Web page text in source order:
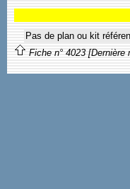
Pas de plan ou kit
Fiche n° 4023